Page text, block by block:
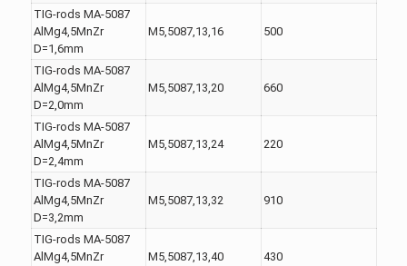
TIG-rods MA-5087
AlMg4,5MnZr
D=1,6mm
M5,5087,13,16 500
TIG-rods MA-5087
AlMg4,5MnZr
D=2,0mm
M5,5087,13,20 660
TIG-rods MA-5087
AlMg4,5MnZr
D=2,4mm
M5,5087,13,24 220
TIG-rods MA-5087
AlMg4,5MnZr
D=3,2mm
M5,5087,13,32 910
TIG-rods MA-5087
AlMg4,5MnZr
M5,5087,13,40 430